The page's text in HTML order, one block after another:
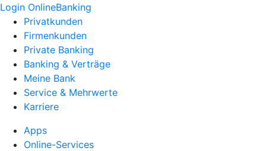
Login OnlineBanking
Privatkunden
Firmenkunden
Private Banking
Banking & Verträge
Meine Bank
Service & Mehrwerte
Karriere
Apps
Online-Services